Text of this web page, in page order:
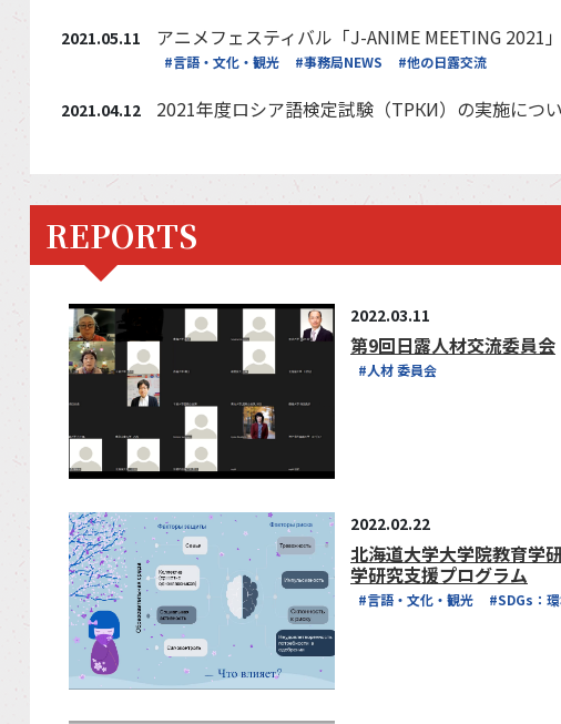
2021.05.11 アニメフェスティバル「J-ANIME MEETING 2021
#言語・文化・観光 #事務局NEWS #他の日露交流
2021.04.12 2021年度ロシア語検定試験（ТРКИ）の実施につ
REPORTS
2022.03.11
第9回日露人材交流委員会
#人材 委員会
2022.02.22
北海道大学大学院教育学
学研究支援プログラム
#言語・文化・観光 #SDGs：